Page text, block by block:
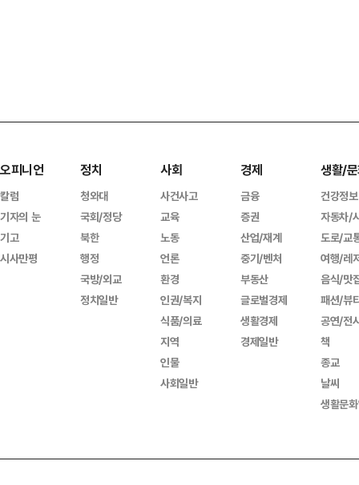
오피니언
칼럼
기자의 눈
기고
시사만평
정치
청와대
국회/정당
북한
행정
국방/외교
정치일반
사회
사건사고
교육
노동
언론
환경
인권/복지
식품/의료
지역
인물
사회일반
경제
금융
증권
산업/재계
중기/벤처
부동산
글로벌경제
생활경제
경제일반
생활/
건강정보
자동차/
도로/교
여행/레
음식/맛
패션/뷰
공연/전
책
종교
날씨
생활문